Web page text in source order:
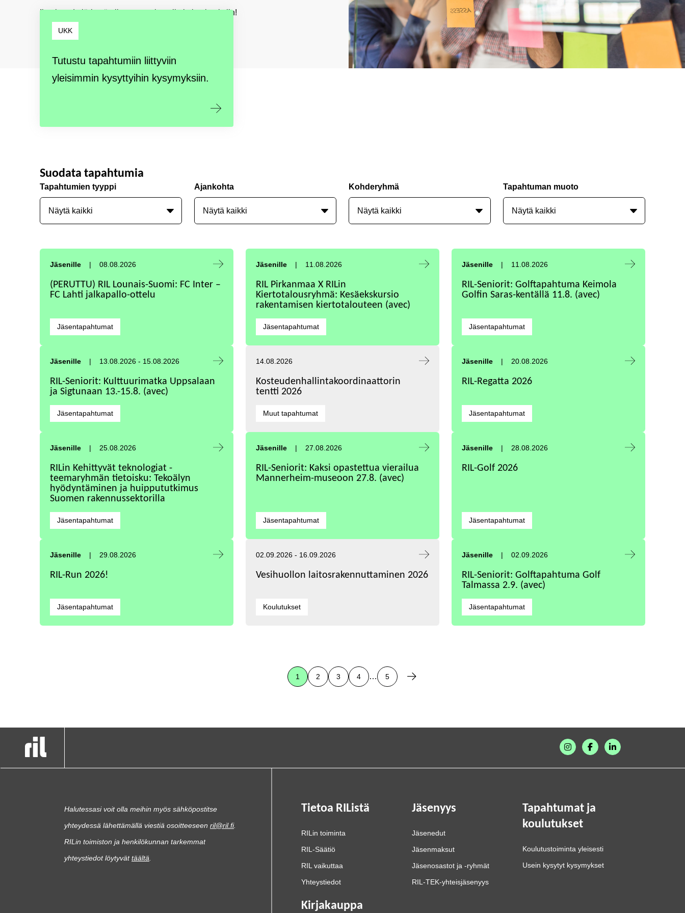
Ilmoittaudu järjestämiimme tapahtumiin ja koulutuksiin!
UKK
Tutustu tapahtumiin liittyviin
yleisimmin kysyttyihin kysymyksiin.
Suodata tapahtumia
Tapahtumien tyyppi Ajankohta Kohderyhmä Tapahtuman muoto
Jäsenille Tapahtuma alkaa:
08.08.2026
(PERUTTU) RIL Lounais-Suomi: FC Inter –
FC Lahti jalkapallo-ottelu
Kategoriat:
Jäsentapahtumat
Jäsenille Tapahtuma alkaa:
11.08.2026
RIL Pirkanmaa X RILin
Kiertotalousryhmä: Kesäekskursio
rakentamisen kiertotalouteen (avec)
Kategoriat:
Jäsentapahtumat
Jäsenille Tapahtuma alkaa:
11.08.2026
RIL-Seniorit: Golftapahtuma Keimola
Golfin Saras-kentällä 11.8. (avec)
Kategoriat:
Jäsentapahtumat
Jäsenille Tapahtuma alkaa:
13.08.2026 - Tapahtuma päättyy:
15.08.2026
RIL-Seniorit: Kulttuurimatka Uppsalaan
ja Sigtunaan 13.-15.8. (avec)
Kategoriat:
Jäsentapahtumat
Tapahtuma alkaa:
14.08.2026
Kosteudenhallintakoordinaattorin
tentti 2026
Kategoriat:
Muut tapahtumat
Jäsenille Tapahtuma alkaa:
20.08.2026
RIL-Regatta 2026
Kategoriat:
Jäsentapahtumat
Jäsenille Tapahtuma alkaa:
25.08.2026
RILin Kehittyvät teknologiat -
teemaryhmän tietoisku: Tekoälyn
hyödyntäminen ja huippututkimus
Suomen rakennussektorilla
Kategoriat:
Jäsentapahtumat
Jäsenille Tapahtuma alkaa:
27.08.2026
RIL-Seniorit: Kaksi opastettua vierailua
Mannerheim-museoon 27.8. (avec)
Kategoriat:
Jäsentapahtumat
Jäsenille Tapahtuma alkaa:
28.08.2026
RIL-Golf 2026
Kategoriat:
Jäsentapahtumat
Jäsenille Tapahtuma alkaa:
29.08.2026
RIL-Run 2026!
Kategoriat:
Jäsentapahtumat
Tapahtuma alkaa:
02.09.2026 - Tapahtuma päättyy:
16.09.2026
Vesihuollon laitosrakennuttaminen 2026
Kategoriat:
Koulutukset
Jäsenille Tapahtuma alkaa:
02.09.2026
RIL-Seniorit: Golftapahtuma Golf
Talmassa 2.9. (avec)
Kategoriat:
Jäsentapahtumat
Sivu
1, Aktiivinen sivu
Sivu
2 Sivu
3 Sivu
4 … Sivu
5
Halutessasi voit olla meihin myös sähköpostitse
yhteydessä lähettämällä viestiä osoitteeseen ril@ril.fi.
RILin toimiston ja henkilökunnan tarkemmat
yhteystiedot löytyvättäältä
Tietoa RIListä
RILin toiminta
RIL-Säätiö
RIL vaikuttaa
Yhteystiedot
Jäsenyys
Jäsenedut
Jäsenmaksut
Jäsenosastot ja -ryhmät
RIL-TEK-yhteisjäsenyys
Tapahtumat ja
koulutukset
Koulutustoiminta yleisesti
Usein kysytyt kysymykset
Kirjakauppa